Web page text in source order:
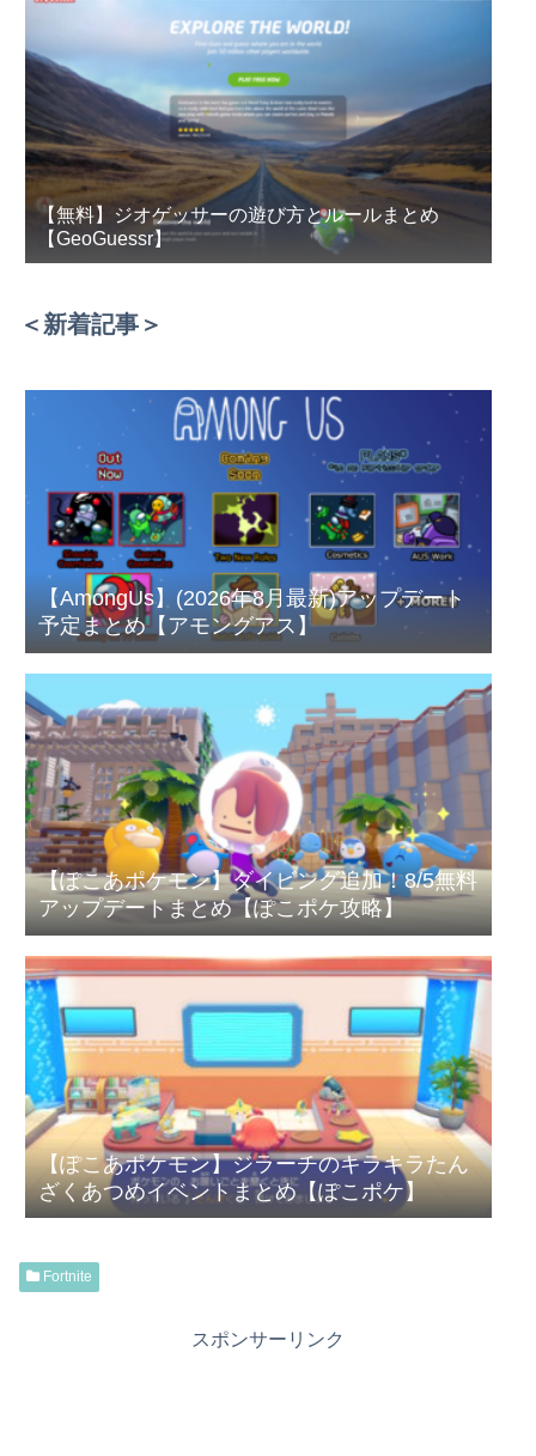
【無料】ジオゲッサーの遊び方とルールまとめ
【GeoGuessr】
＜新着記事＞
【AmongUs】(2026年8月最新)アップデート
予定まとめ【アモングアス】
【ぽこあポケモン】ダイビング追加！8/5無料
アップデートまとめ【ぽこポケ攻略】
【ぽこあポケモン】ジラーチのキラキラたん
ざくあつめイベントまとめ【ぽこポケ】
Fortnite
スポンサーリンク